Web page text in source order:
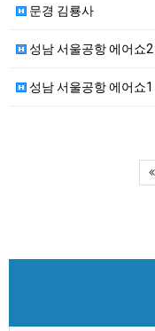
문경 김룡사
성남 서울공항 에어쇼2
성남 서울공항 에어쇼1